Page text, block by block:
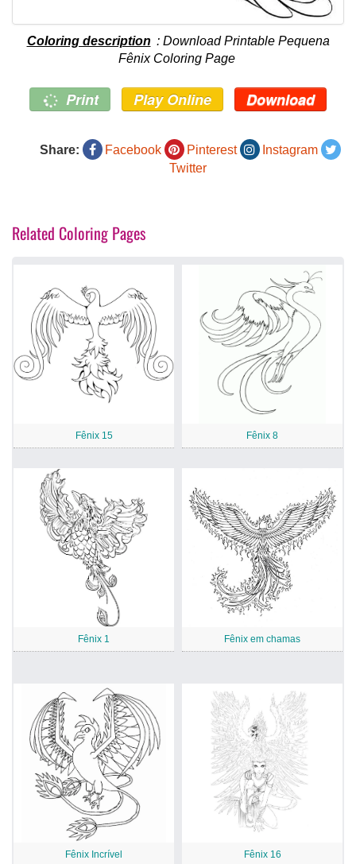
Coloring description : Download Printable Pequena
Fênix Coloring Page
Print Play Online Download
Share: Facebook Pinterest
Instagram
Twitter
Related Coloring Pages
Fênix 15 Fênix 8
Fênix 1 Fênix em chamas
Fênix Incrível Fênix 16